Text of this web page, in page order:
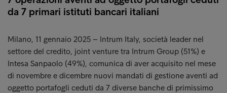
da 7 primari istituti bancari italiani
Milano, 11 gennaio 2025 – Intrum Italy, società leader nel
settore del credito, joint venture tra Intrum Group (51%) e
Intesa Sanpaolo (49%), comunica di aver acquisito nel mese
di novembre e dicembre nuovi mandati di gestione aventi ad
oggetto portafogli ceduti da 7 diverse banche di primissimo